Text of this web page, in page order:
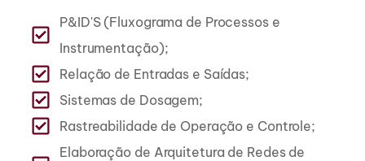
P&ID'S (Fluxograma de Processos e
Instrumentação);
Relação de Entradas e Saídas;
Sistemas de Dosagem;
Rastreabilidade de Operação e Controle;
Elaboração de Arquitetura de Redes de